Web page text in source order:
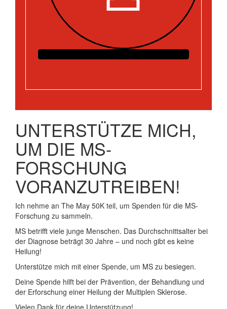
UNTERSTÜTZE MICH,
UM DIE MS-
FORSCHUNG
VORANZUTREIBEN!
Ich nehme an The May 50K teil, um Spenden für die MS-
Forschung zu sammeln.
MS betrifft viele junge Menschen. Das Durchschnittsalter bei
der Diagnose beträgt 30 Jahre – und noch gibt es keine
Heilung!
Unterstütze mich mit einer Spende, um MS zu besiegen.
Deine Spende hilft bei der Prävention, der Behandlung und
der Erforschung einer Heilung der Multiplen Sklerose.
Vielen Dank für deine Unterstützung!